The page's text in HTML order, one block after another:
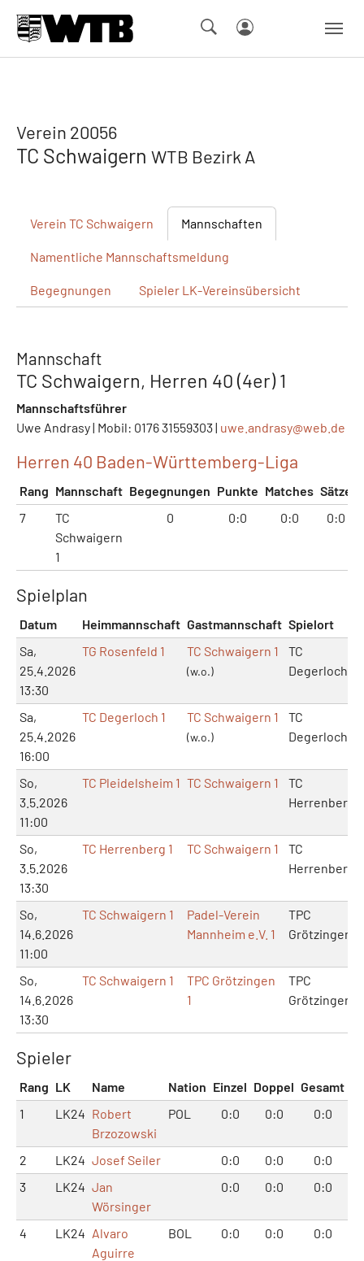
Verein 20056
TC Schwaigern WTB Bezirk A
Verein TC Schwaigern Mannschaften
Namentliche Mannschaftsmeldung
Begegnungen Spieler LK-Vereinsübersicht
Mannschaft
TC Schwaigern, Herren 40 (4er) 1
Mannschaftsführer
Uwe Andrasy | Mobil: 0176 31559303 | uwe.andrasy@web.de
Herren 40 Baden-Württemberg-Liga
Rang Mannschaft Begegnungen Punkte Matches Sätze
7
TC
Schwaigern
1
0 0:0 0:0 0:0
Spielplan
Datum Heimmannschaft Gastmannschaft Spielort
Sa,
25.4.2026
13:30
TG Rosenfeld 1 TC Schwaigern 1
(w.o.)
TC
Degerloch
Sa,
25.4.2026
16:00
TC Degerloch 1 TC Schwaigern 1
(w.o.)
TC
Degerloch
So,
3.5.2026
11:00
TC Pleidelsheim 1 TC Schwaigern 1
TC
Herrenberg
So,
3.5.2026
13:30
TC Herrenberg 1 TC Schwaigern 1
TC
Herrenberg
So,
14.6.2026
11:00
TC Schwaigern 1
Padel-Verein
Mannheim e.V. 1
TPC
Grötzingen
So,
14.6.2026
13:30
TC Schwaigern 1
TPC Grötzingen
1
TPC
Grötzingen
Spieler
Rang LK Name Nation Einzel Doppel Gesamt
1
LK24 Robert
Brzozowski
POL 0:0 0:0 0:0
2 LK24 Josef Seiler 0:0 0:0
0:0
3
LK24 Jan
Wörsinger
0:0 0:0 0:0
4 LK24 Alvaro
Aguirre
BOL 0:0 0:0 0:0